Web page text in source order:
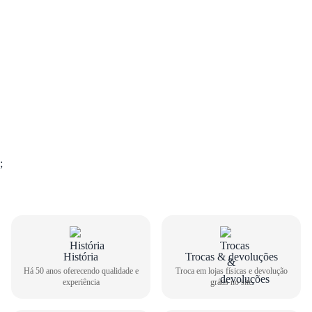
GUIA DE TAMANHOS
;
História
Há 50 anos oferecendo qualidade e
experiência
Trocas & devoluções
Troca em lojas físicas e devolução
grátis no site